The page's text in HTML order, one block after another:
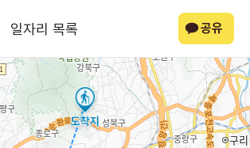
일자리 목록 공유